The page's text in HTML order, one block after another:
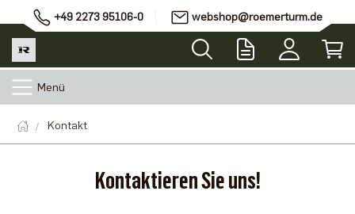
+49 2273 95106-0 webshop@roemerturm.de
Menü
Kontakt
Kontaktieren Sie uns!